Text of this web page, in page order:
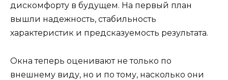
дискомфорту в будущем. На первый план
вышли надежность, стабильность
характеристик и предсказуемость результата.
Окна теперь оценивают не только по
внешнему виду, но и по тому, насколько они